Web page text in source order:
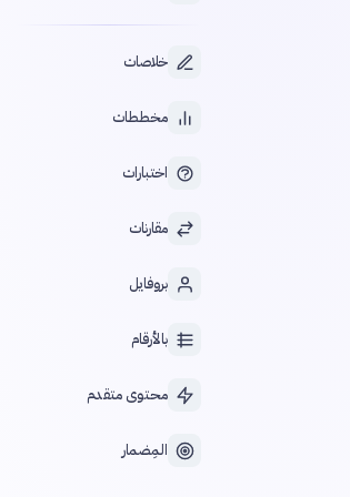
خلاصات
مخططات
اختبارات
مقارنات
بروفايل
بالأرقام
محتوى متقدم
المِضمار